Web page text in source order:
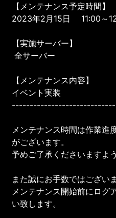
【メンテナンス予定時間】
2023年2月15日 11:00～
【実施サーバー】
全サーバー
【メンテナンス内容】
イベント実装
メンテナンス時間は作業進
がございます。
予めご了承くださいますよ
また誠にお手数ではござい
メンテナンス開始前にログ
い致します。